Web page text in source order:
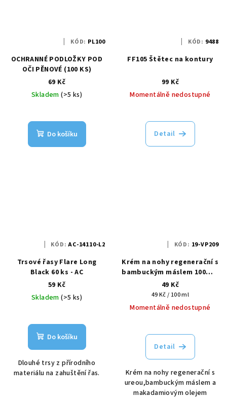
OCHRANNÉ PODLOŽKY POD
OČI PĚNOVÉ (100 KS)
69 Kč
Skladem(>5 ks)
Do košíku
KÓD: PL100
FF105 Štětec na kontury
99 Kč
Momentálně nedostupné
Detail
KÓD: 9488
Trsové řasy Flare Long
Black 60 ks - AC
59 Kč
Skladem(>5 ks)
Do košíku
Dlouhé trsy z přírodního
materiálu na zahuštění řas.
KÓD:AC-14110-L2
Krém na nohy regenerační s
bambuckým máslem 100ml -
Vollaré
49 Kč
Měrná
cena:
49 Kč / 100 ml
Momentálně nedostupné
Detail
Krém na nohy regenerační s
ureou,bambuckým máslem a
makadamiovým olejem
KÓD: 19-VP209